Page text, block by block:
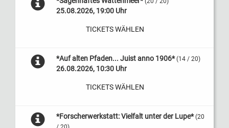
25.08.2026, 19:00 Uhr
TICKETS WÄHLEN
*Auf alten Pfaden... Juist anno 1906* (14 / 20)
26.08.2026, 10:30 Uhr
TICKETS WÄHLEN
*Forscherwerkstatt: Vielfalt unter der Lupe* (20